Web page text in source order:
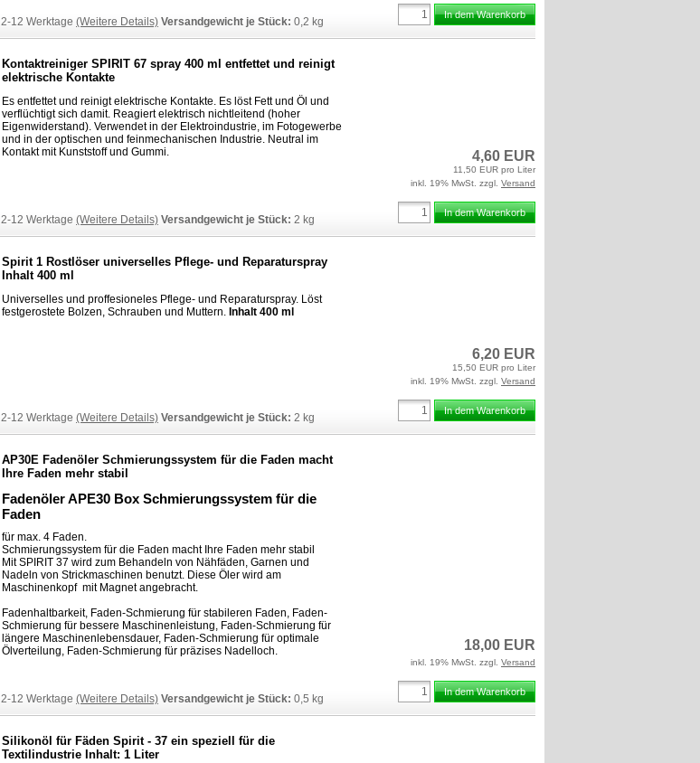
2-12 Werktage (Weitere Details) Versandgewicht je Stück: 0,2 kg
In dem Warenkorb
Kontaktreiniger SPIRIT 67 spray 400 ml entfettet und reinigt
elektrische Kontakte
Es entfettet und reinigt elektrische Kontakte. Es löst Fett und Öl und
verflüchtigt sich damit. Reagiert elektrisch nichtleitend (hoher
Eigenwiderstand). Verwendet in der Elektroindustrie, im Fotogewerbe
und in der optischen und feinmechanischen Industrie. Neutral im
Kontakt mit Kunststoff und Gummi.
4,60 EUR
11,50 EUR pro Liter
inkl. 19% MwSt. zzgl. Versand
2-12 Werktage (Weitere Details) Versandgewicht je Stück: 2 kg
In dem Warenkorb
Spirit 1 Rostlöser universelles Pflege- und Reparaturspray
Inhalt 400 ml
Universelles und proffesioneles Pflege- und Reparaturspray. Löst
festgerostete Bolzen, Schrauben und Muttern. Inhalt 400 ml
6,20 EUR
15,50 EUR pro Liter
inkl. 19% MwSt. zzgl. Versand
2-12 Werktage (Weitere Details) Versandgewicht je Stück: 2 kg
In dem Warenkorb
AP30E Fadenöler Schmierungssystem für die Faden macht
Ihre Faden mehr stabil
Fadenöler APE30 Box Schmierungssystem für die
Faden
für max. 4 Faden.
Schmierungssystem für die Faden macht Ihre Faden mehr stabil
Mit SPIRIT 37 wird zum Behandeln von Nähfäden, Garnen und
Nadeln von Strickmaschinen benutzt. Diese Öler wird am
Maschinenkopf mit Magnet angebracht.
Fadenhaltbarkeit, Faden-Schmierung für stabileren Faden, Faden-
Schmierung für bessere Maschinenleistung, Faden-Schmierung für
längere Maschinenlebensdauer, Faden-Schmierung für optimale
Ölverteilung, Faden-Schmierung für präzises Nadelloch.
18,00 EUR
inkl. 19% MwSt. zzgl. Versand
2-12 Werktage (Weitere Details) Versandgewicht je Stück: 0,5 kg
In dem Warenkorb
Silikonöl für Fäden Spirit - 37 ein speziell für die
Textilindustrie Inhalt: 1 Liter